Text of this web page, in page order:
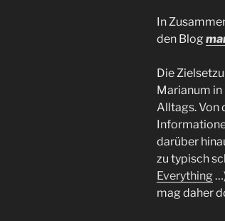
In
den Blog
Die
Marianum
Alltags. Von
darüber
zu typisch
Everything
mag daher